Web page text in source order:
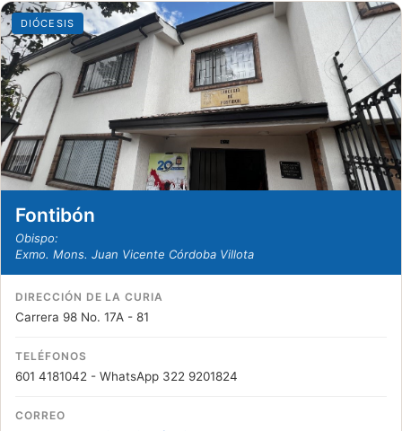
DIÓCESIS
Fontibón
Obispo:
Exmo. Mons. Juan Vicente Córdoba Villota
DIRECCIÓN DE LA CURIA
Carrera 98 No. 17A - 81
TELÉFONOS
601 4181042 - WhatsApp 322 9201824
CORREO